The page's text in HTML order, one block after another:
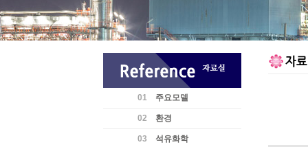
01 주요모델
02 환경
03 석유화학